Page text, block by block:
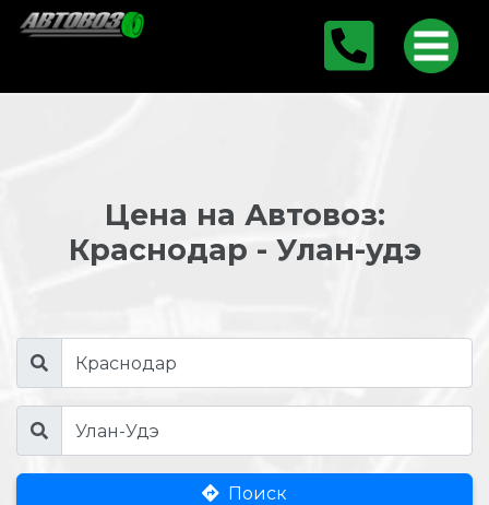
Цена на Автовоз:
Краснодар - Улан-удэ
Поиск